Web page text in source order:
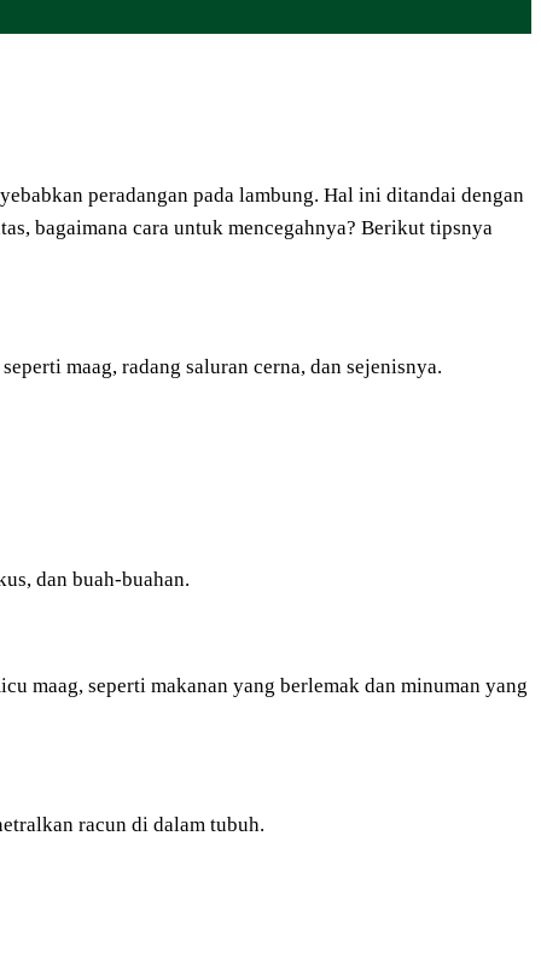
peradangan pada lambung. Hal ini ditandai dengan
bagaimana cara untuk mencegahnya? Berikut tipsnya
maag, radang saluran cerna, dan sejenisnya.
dan buah-buahan.
maag, seperti makanan yang berlemak dan minuman yang
racun di dalam tubuh.